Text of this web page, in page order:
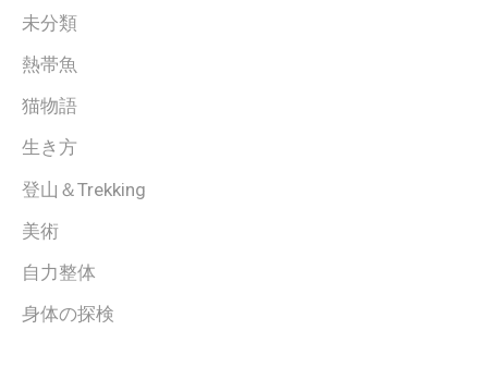
未分類
熱帯魚
猫物語
生き方
登山＆Trekking
美術
自力整体
身体の探検